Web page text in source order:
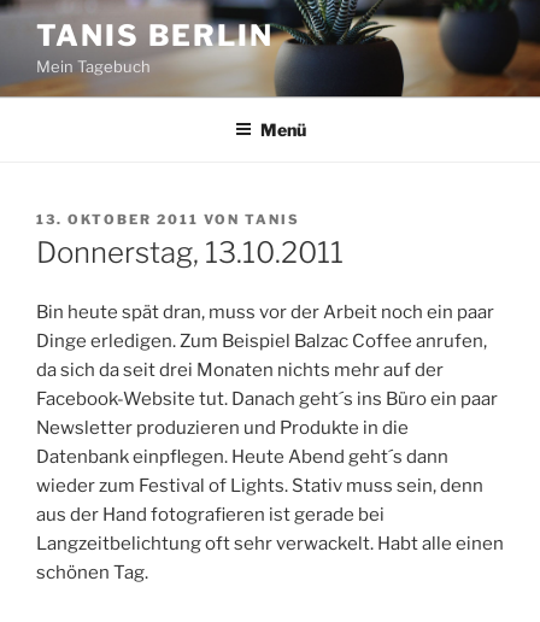
Zum
Inhalt
springen
TANIS BERLIN
Mein Tagebuch
Menü
VERÖFFENTLICHT
AM
13. OKTOBER 2011 VON TANIS
Donnerstag, 13.10.2011
Bin heute spät dran, muss vor der Arbeit noch ein paar
Dinge erledigen. Zum Beispiel Balzac Coffee anrufen,
da sich da seit drei Monaten nichts mehr auf der
Facebook-Website tut. Danach geht´s ins Büro ein paar
Newsletter produzieren und Produkte in die
Datenbank einpflegen. Heute Abend geht´s dann
wieder zum Festival of Lights. Stativ muss sein, denn
aus der Hand fotografieren ist gerade bei
Langzeitbelichtung oft sehr verwackelt. Habt alle einen
schönen Tag.